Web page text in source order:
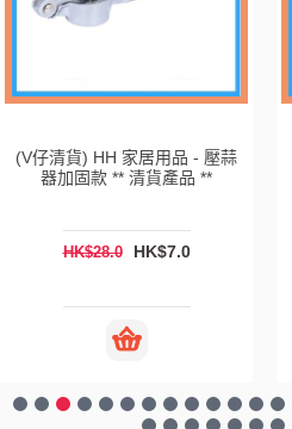
(V仔清貨) HH 家居用品 - 壓蒜
器加固款 ** 清貨產品 **
HK$28.0 HK$7.0